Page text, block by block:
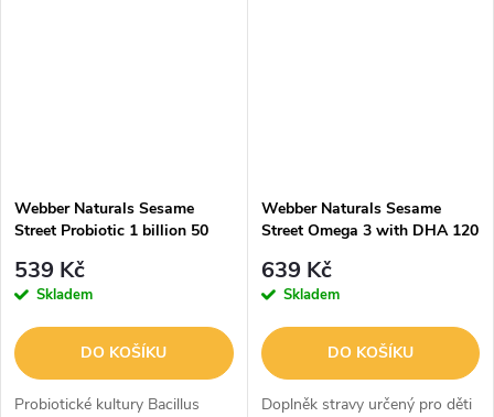
Webber Naturals Sesame
Street Probiotic 1 billion 50
539 Kč
Skladem
DO KOŠÍKU
Probiotické kultury Bacillus
Webber Naturals Sesame
Street Omega 3 with DHA 120
639 Kč
Skladem
DO KOŠÍKU
Doplněk stravy určený pro děti